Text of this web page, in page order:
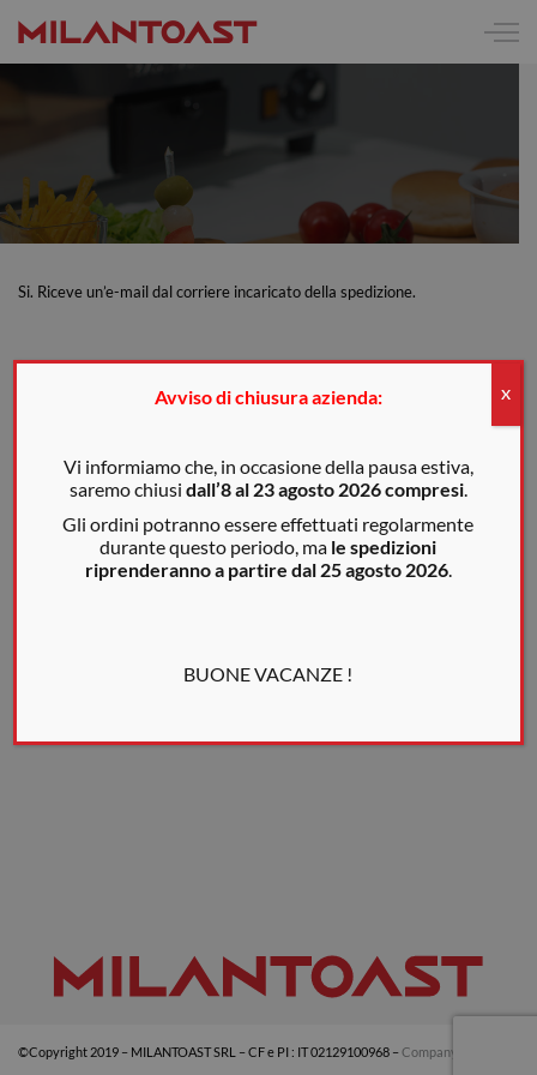
Si. Riceve un’e-mail dal corriere incaricato della spedizione.
©Copyright 2019 – MILANTOAST SRL – CF e PI : IT 02129100968 –Company info
Avviso di chiusura azienda:
Vi informiamo che, in occasione della pausa estiva,
saremo chiusi dall’8 al 23 agosto 2026 compresi.
Gli ordini potranno essere effettuati regolarmente
durante questo periodo, ma le spedizioni
riprenderanno a partire dal 25 agosto 2026.
BUONE VACANZE !
X